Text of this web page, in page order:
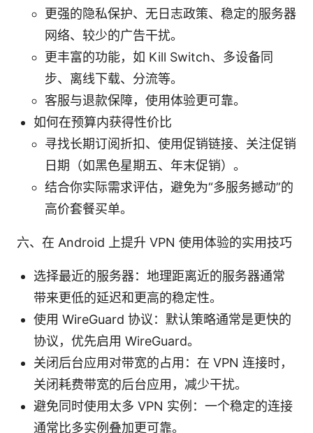
更强的隐私保护、无日志政策、稳定的服务器
网络、较少的广告干扰。
更丰富的功能，如 Kill Switch、多设备同
步、离线下载、分流等。
客服与退款保障，使用体验更可靠。
如何在预算内获得性价比
寻找长期订阅折扣、使用促销链接、关注促销
日期（如黑色星期五、年末促销）。
结合你实际需求评估，避免为“多服务撼动”的
高价套餐买单。
六、在 Android 上提升 VPN 使用体验的实用技巧
选择最近的服务器：地理距离近的服务器通常
带来更低的延迟和更高的稳定性。
使用 WireGuard 协议：默认策略通常是更快的
协议，优先启用 WireGuard。
关闭后台应用对带宽的占用：在 VPN 连接时，
关闭耗费带宽的后台应用，减少干扰。
避免同时使用太多 VPN 实例：一个稳定的连接
通常比多实例叠加更可靠。